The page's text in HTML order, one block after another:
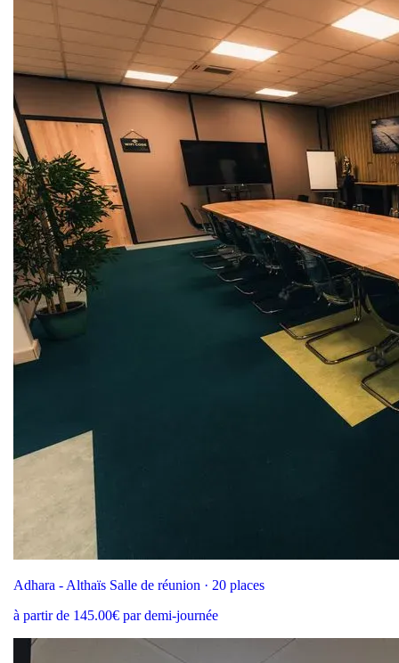
Adhara - Althaïs Salle de réunion · 20 places
à partir de 145.00€ par demi-journée